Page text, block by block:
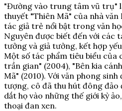
"Đường vào trung tâm vũ trụ"
thuyết "Thiên Mã" của nhà
tác giả trẻ nổi bật trong văn
Nguyên được biết đến với các
tưởng và giả tưởng, kết hợp
Một số tác phẩm tiêu biểu của
trần gian" (2004), "Bên kia
Mã" (2010). Với văn phong
tượng, cô đã thu hút đông đảo
dắt họ vào những thế giới kỳ
thoại đan xen.